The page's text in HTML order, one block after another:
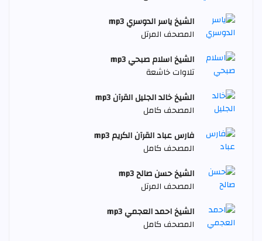
الشيخ ياسر الدوسري mp3
المصحف المرتل
الشيخ اسلام صبحي mp3
تلاوات خاشعة
الشيخ خالد الجليل القرآن mp3
المصحف كامل
فارس عباد القرآن الكريم mp3
المصحف كامل
الشيخ حسن صالح mp3
المصحف المرتل
الشيخ احمد العجمي mp3
المصحف كامل